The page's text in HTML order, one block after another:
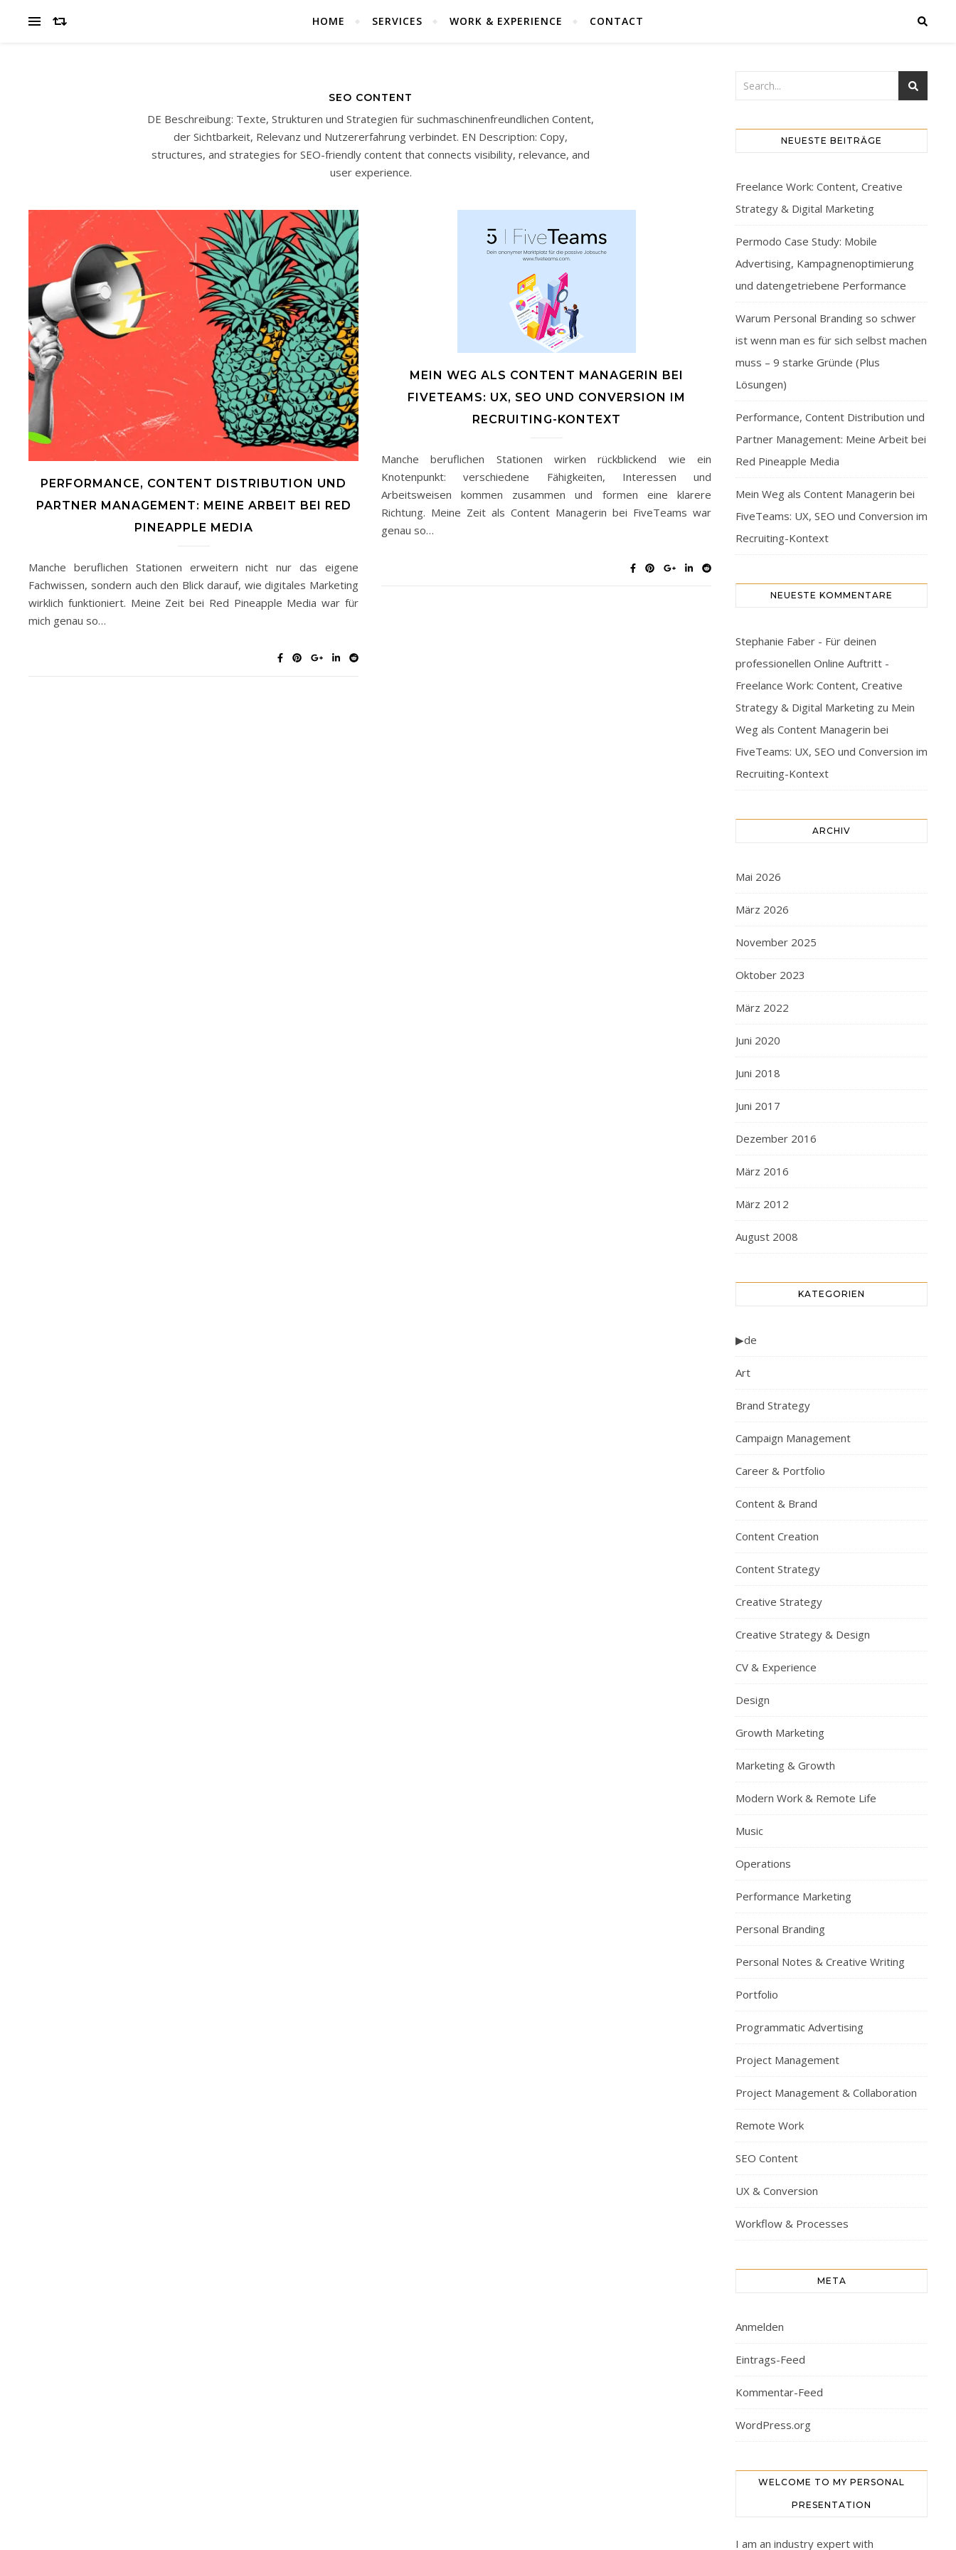
HOME SERVICES WORK & EXPERIENCE CONTACT
SEO CONTENT
DE Beschreibung: Texte, Strukturen und Strategien für suchmaschinenfreundlichen Content,
der Sichtbarkeit, Relevanz und Nutzererfahrung verbindet. EN Description: Copy,
structures, and strategies for SEO-friendly content that connects visibility, relevance, and
user experience.
PERFORMANCE, CONTENT DISTRIBUTION UND
PARTNER MANAGEMENT: MEINE ARBEIT BEI RED
PINEAPPLE MEDIA
Manche beruflichen Stationen erweitern nicht nur das eigene
Fachwissen, sondern auch den Blick darauf, wie digitales Marketing
wirklich funktioniert. Meine Zeit bei Red Pineapple Media war für
mich genau so…
MEIN WEG ALS CONTENT MANAGERIN BEI
FIVETEAMS: UX, SEO UND CONVERSION IM
RECRUITING-KONTEXT
Manche beruflichen Stationen wirken rückblickend wie ein
Knotenpunkt: verschiedene Fähigkeiten, Interessen und
Arbeitsweisen kommen zusammen und formen eine klarere
Richtung. Meine Zeit als Content Managerin bei FiveTeams war
genau so…
NEUESTE BEITRÄGE
Freelance Work: Content, Creative
Strategy & Digital Marketing
Permodo Case Study: Mobile
Advertising, Kampagnenoptimierung
und datengetriebene Performance
Warum Personal Branding so schwer
ist wenn man es für sich selbst machen
muss – 9 starke Gründe (Plus
Lösungen)
Performance, Content Distribution und
Partner Management: Meine Arbeit bei
Red Pineapple Media
Mein Weg als Content Managerin bei
FiveTeams: UX, SEO und Conversion im
Recruiting-Kontext
NEUESTE KOMMENTARE
Stephanie Faber - Für deinen
professionellen Online Auftritt -
Freelance Work: Content, Creative
Strategy & Digital Marketing zu Mein
Weg als Content Managerin bei
FiveTeams: UX, SEO und Conversion im
Recruiting-Kontext
ARCHIV
Mai 2026
März 2026
November 2025
Oktober 2023
März 2022
Juni 2020
Juni 2018
Juni 2017
Dezember 2016
März 2016
März 2012
August 2008
KATEGORIEN
▶de
Art
Brand Strategy
Campaign Management
Career & Portfolio
Content & Brand
Content Creation
Content Strategy
Creative Strategy
Creative Strategy & Design
CV & Experience
Design
Growth Marketing
Marketing & Growth
Modern Work & Remote Life
Music
Operations
Performance Marketing
Personal Branding
Personal Notes & Creative Writing
Portfolio
Programmatic Advertising
Project Management
Project Management & Collaboration
Remote Work
SEO Content
UX & Conversion
Workflow & Processes
META
Anmelden
Eintrags-Feed
Kommentar-Feed
WordPress.org
WELCOME TO MY PERSONAL
PRESENTATION
I am an industry expert with